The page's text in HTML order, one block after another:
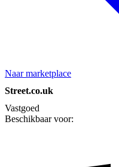
Naar marketplace
Street.co.uk
Vastgoed
Beschikbaar voor: